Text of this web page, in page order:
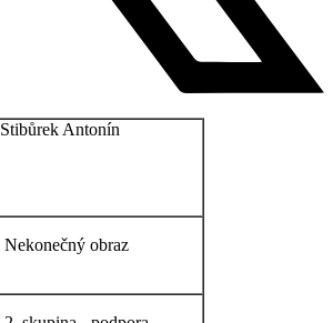
Stibůrek Antonín
Nekonečný obraz